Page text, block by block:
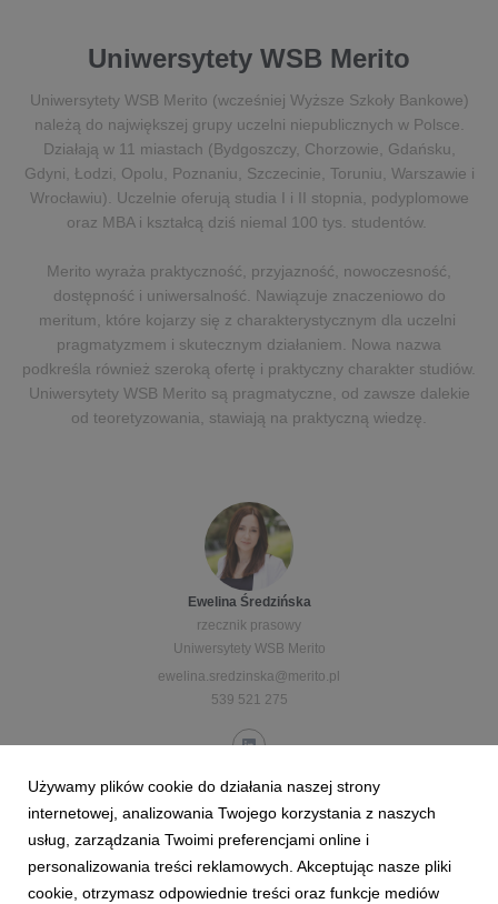
Uniwersytety WSB Merito
Uniwersytety WSB Merito (wcześniej Wyższe Szkoły Bankowe)
należą do największej grupy uczelni niepublicznych w Polsce.
Działają w 11 miastach (Bydgoszczy, Chorzowie, Gdańsku,
Gdyni, Łodzi, Opolu, Poznaniu, Szczecinie, Toruniu, Warszawie i
Wrocławiu). Uczelnie oferują studia I i II stopnia, podyplomowe
oraz MBA i kształcą dziś niemal 100 tys. studentów.
Merito wyraża praktyczność, przyjazność, nowoczesność,
dostępność i uniwersalność. Nawiązuje znaczeniowo do
meritum, które kojarzy się z charakterystycznym dla uczelni
pragmatyzmem i skutecznym działaniem. Nowa nazwa
podkreśla również szeroką ofertę i praktyczny charakter studiów.
Uniwersytety WSB Merito są pragmatyczne, od zawsze dalekie
od teoretyzowania, stawiają na praktyczną wiedzę.
Ewelina Średzińska
rzecznik prasowy
Uniwersytety WSB Merito
ewelina.sredzinska@merito.pl
539 521 275
Anna Karpińska
Używamy plików cookie do działania naszej strony
internetowej, analizowania Twojego korzystania z naszych
usług, zarządzania Twoimi preferencjami online i
personalizowania treści reklamowych. Akceptując nasze pliki
cookie, otrzymasz odpowiednie treści oraz funkcje mediów